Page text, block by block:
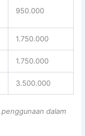
950.000
1.750.000
1.750.000
3.500.000
dalam